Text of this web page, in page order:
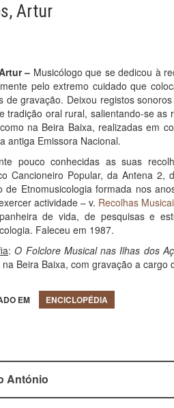
Artur
– Musicólogo que se dedicou à
pelo extremo cuidado que
de gravação. Deixou registos
tradição oral rural, salientando-se
na Beira Baixa, realizadas em
antiga Emissora Nacional.
pouco conhecidas as suas
Cancioneiro Popular, da Antena 2,
de Etnomusicologia formada nos
actividade – v. Recolhas
de vida, de pesquisas e
Faleceu em 1987.
:O Folclore Musical nas Ilhas dos
na Beira Baixa, com gravação a
EM ENCICLOPÉDIA
António